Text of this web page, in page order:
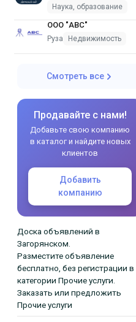
Наука, образование
ООО "АВС"
Руза Недвижимость
Смотреть все
Продавайте с нами!
Добавьте свою компанию
в каталог и найдите новых
клиентов
Добавить
компанию
Доска объявлений в
Загорянском.
Разместите объявление
бесплатно, без регистрации в
категории Прочие услуги.
Заказать или предложить
Прочие услуги